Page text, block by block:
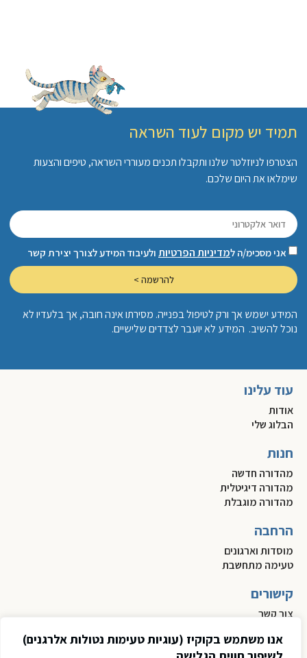
אנו משתמש בקוקיז (עוגיות טעימות נטולות אלרגנים)
תמיד יש מקום לעוד השראה
הצטרפו לניוזלטר שלנו ותקבלו תכנים מעוררי השראה, טיפים והצעות
שימלאו את היום שלכם.
אני מסכימ/ה למדיניות הפרטיות ולעיבוד המידע לצורך יצירת קשר
להרשמה >
המידע ישמש אך ורק לטיפול בפנייה. מסירתו אינה חובה, אך בלעדיו לא
נוכל להשיב. המידע לא יועבר לצדדים שלישיים.
עוד עלינו
אודות
הבלוג שלי
חנות
מהדורה חדשה
מהדורה דיגיטלית
מהדורה מוגבלת
הרחבה
מוסדות וארגונים
טעימה מתחשבת
קישורים
צור קשר
מדיניות פרטיות